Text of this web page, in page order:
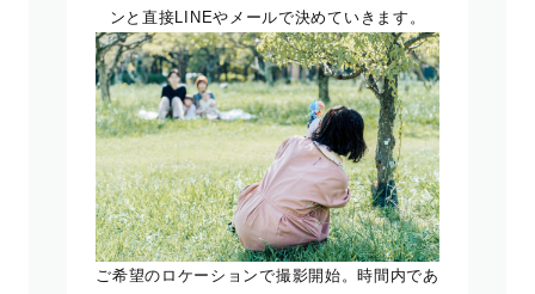
ンと直接LINEやメールで決めていきます。
ご希望のロケーションで撮影開始。時間内であ